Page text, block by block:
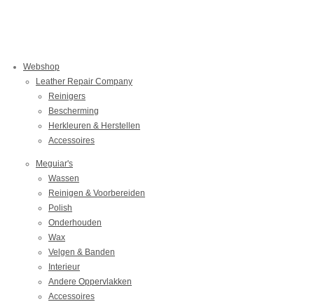
Webshop
Leather Repair Company
Reinigers
Bescherming
Herkleuren & Herstellen
Accessoires
Meguiar's
Wassen
Reinigen & Voorbereiden
Polish
Onderhouden
Wax
Velgen & Banden
Interieur
Andere Oppervlakken
Accessoires